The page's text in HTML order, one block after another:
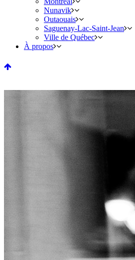
Nunavik
Outaouais
Saguenay-Lac-Saint-Jean
Ville de Québec
À propos